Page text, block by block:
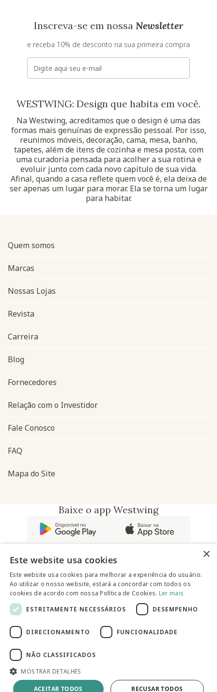
Adicionar à sacola
Inscreva-se em nossa Newsletter
e receba 10% de desconto na sua primeira compra
E-mail
WESTWING: Design que habita em você.
Na Westwing, acreditamos que o design é uma das
formas mais genuínas de expressão pessoal. Por isso,
reunimos móveis, decoração, cama, mesa, banho,
tapetes, além de itens de cozinha e mesa posta, com
uma curadoria pensada para acolher a sua rotina e
evoluir junto com cada novo capítulo de sua vida.
Afinal, quando a casa reflete quem você é, ela deixa de
ser apenas um lugar para morar. Ela se torna um lugar
para habitar.
Navegação do rodapé
Quem somos
Marcas
Nossas Lojas
Revista
Carreira
Blog
Fornecedores
Relação com o Investidor
Fale Conosco
FAQ
Mapa do Site
Baixe o app Westwing
@westwingbr
Somos uma empresa certificada
© 2025 Westwing Comércio Varejista S.A WESTWING
Av. Queiroz Filho, 1700 - Torre A 5° andar - Vila Hamburguesa -
São Paulo
×
Este website usa cookies
Este website usa cookies para melhorar a experiência do usuário.
Ao utilizar o nosso website, estará a concordar com todos os
cookies de acordo com nossa Política de Cookies. Ler mais
ESTRITAMENTE NECESSÁRIOS
DESEMPENHO
DIRECIONAMENTO FUNCIONALIDADE
NÃO CLASSIFICADOS
MOSTRAR DETALHES
ACEITAR TODOS RECUSAR TODOS